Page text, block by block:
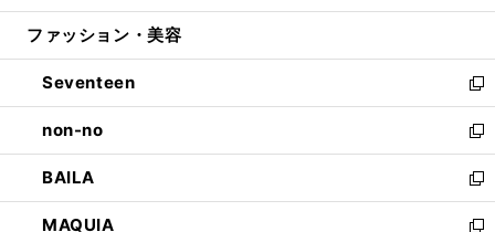
開
ウ
開
く
ン
ウ
で
開
く
ウ
ン
ド
ウ
で
開
く
ファッション・美容
Seventeen
新
し
い
ウ
ィ
ン
ド
non-no
新
し
い
ウ
ィ
BAILA
新
し
MAQUIA